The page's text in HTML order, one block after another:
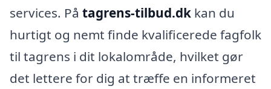
services. På tagrens-tilbud.dk kan du
hurtigt og nemt finde kvalificerede fagfolk
til tagrens i dit lokalområde, hvilket gør
det lettere for dig at træffe en informeret